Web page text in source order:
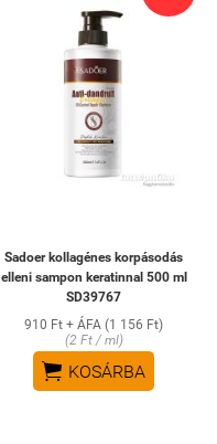
Sadoer kollagénes korpásodás
elleni sampon keratinnal 500 ml
SD39767
910 Ft + ÁFA (1 156 Ft)
(2 Ft / ml)
 KOSÁRBA